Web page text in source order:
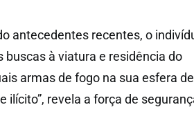
antecedentes recentes, o
à viatura e residência do
armas de fogo na sua esfera de
ilícito”, revela a força de